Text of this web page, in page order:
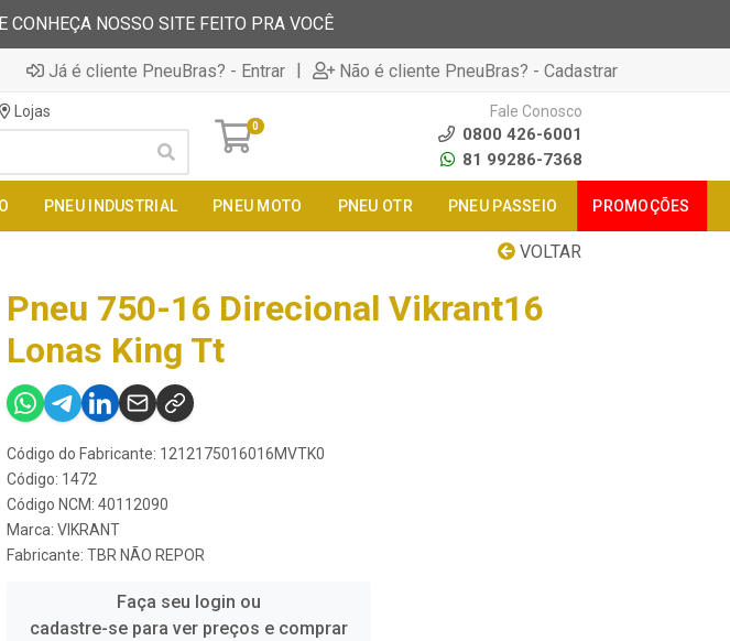
NOSSO SITE FEITO PRA VOCÊ
Já é cliente PneuBras? - Entrar | Não é cliente PneuBras? - Cadastrar
Lojas
0
Fale Conosco
0800 426-6001
81 99286-7368
PNEU INDUSTRIAL PNEU MOTO PNEU OTR PNEU PASSEIO PROMOÇÕES
VOLTAR
Pneu 750-16 Direcional Vikrant16
Lonas King Tt
Código do Fabricante: 1212175016016MVTK0
Código: 1472
Código NCM: 40112090
Marca: VIKRANT
Fabricante: TBR NÃO REPOR
Faça seu login ou
cadastre-se para ver preços e comprar